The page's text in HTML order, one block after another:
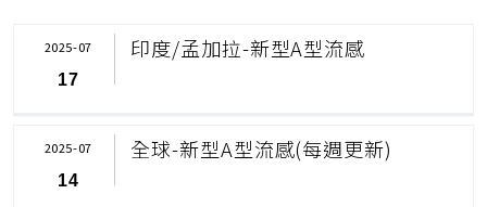
印度/孟加拉-新型A型流感
2025-07
17
全球-新型A型流感(每週更新)
2025-07
14